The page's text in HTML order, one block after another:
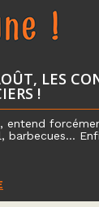
LES
!
entend
barbecues…